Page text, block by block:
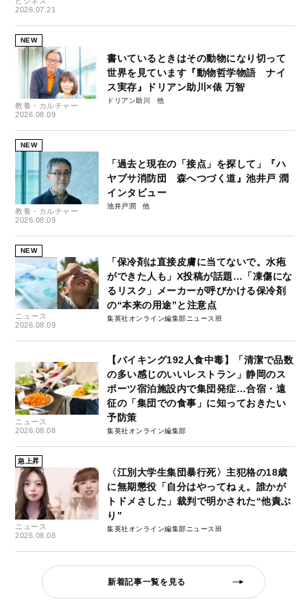
2026.07.21
NEW
教養・カルチャー
2026.08.09
書いているときはその動物になり切って
世界を見ています『動物哲学物語 ナイ
ス実存』ドリアン助川×俵 万智
ドリアン助川
NEW
教養・カルチャー
2026.08.09
「過去と現在の「接点」を探して」『ハ
ヤブサ消防団 森へつづく道』池井戸 潤
インタビュー
池井戸潤
NEW
ニュース
2026.08.09
「保冷剤は直接皮膚に当てないで。水疱
ができた人も」X投稿が話題…「凍傷にな
るリスク」メーカーが呼びかける保冷剤
の“本来の用途”と注意点
集英社オンライン編集部ニュース班
ニュース
2026.08.08
【バイキング192人食中毒】「清潔で品数
の多い感じのいいレストラン」静岡のス
ポーツ宿泊施設内で集団発症…合宿・遠
征の「集団での食事」に知っておきたい
予防策
集英社オンライン編集部
急上昇
ニュース
2026.08.08
〈江別大学生集団暴行死〉主犯格の18歳
に無期懲役「自分はやってねぇ。誰かが
トドメさした」裁判で明かされた“他責ぶ
り”
集英社オンライン編集部ニュース班
新着記事一覧を見る